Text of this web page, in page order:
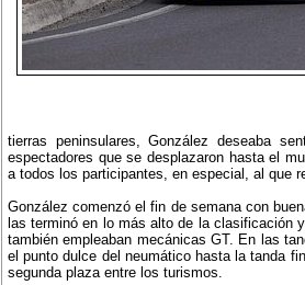
tierras peninsulares, González deseaba
espectadores que se desplazaron hasta el
a todos los participantes, en especial, al que
González comenzó el fin de semana con
las terminó en lo más alto de la clasificación
también empleaban mecánicas GT. En las
el punto dulce del neumático hasta la tanda
segunda plaza entre los turismos.